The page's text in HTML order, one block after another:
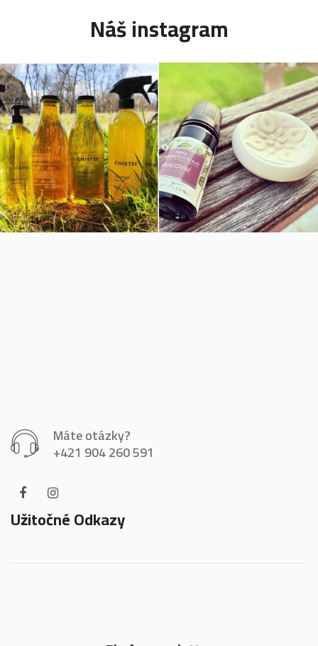
Náš instagram
Máte otázky?
+421 904 260 591
Užitočné Odkazy